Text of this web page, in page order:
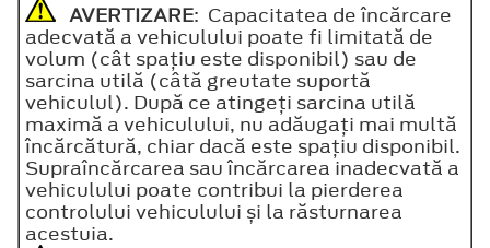
AVERTIZARE: Capacitatea de încărcare
adecvată a vehiculului poate fi limitată de
volum (cât spațiu este disponibil) sau de
sarcina utilă (câtă greutate suportă
vehiculul). După ce atingeți sarcina utilă
maximă a vehiculului, nu adăugați mai multă
încărcătură, chiar dacă este spațiu disponibil.
Supraîncărcarea sau încărcarea inadecvată a
vehiculului poate contribui la pierderea
controlului vehiculului și la răsturnarea
acestuia.